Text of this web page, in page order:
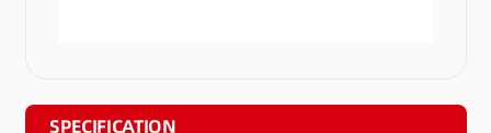
SPECIFICATION